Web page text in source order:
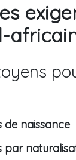
de naissance
par